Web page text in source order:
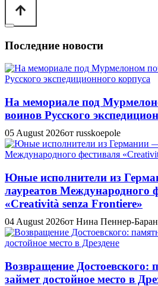
Последние новости
На мемориале под
воинов Русского
05 August 2026от russkoepole
Юные исполнители из
лауреатов Международного
«Creatività senza Frontiere»
04 August 2026от Нина Пеннер-
Возвращение Достоевского:
займет достойное место в